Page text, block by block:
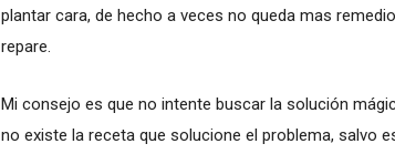
plantar cara, de hecho a veces no queda mas
repare.
Mi consejo es que no intente buscar la solución
no existe la receta que solucione el problema, salvo